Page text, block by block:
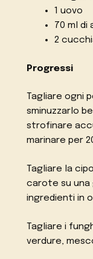
1 uovo
70 ml di
2
Progressi
Tagliare ogni
sminuzzarlo
strofinare
marinare per
Tagliare la
carote su una
ingredienti in
Tagliare i
verdure,